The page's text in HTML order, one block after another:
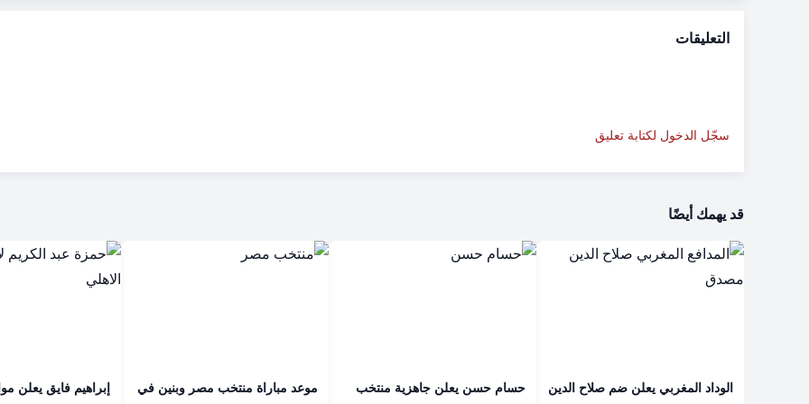
التعليقات
سجّل الدخول لكتابة تعليق
قد يهمك أيضًا
الوداد المغربي يعلن ضم صلاح الدين
حسام حسن يعلن جاهزية منتخب
موعد مباراة منتخب مصر وبنين في
إبراهيم فايق يعلن